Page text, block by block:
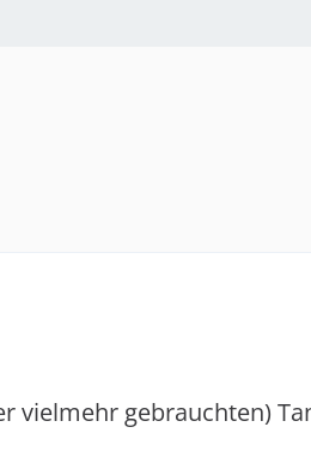
vielmehr gebrauchten)